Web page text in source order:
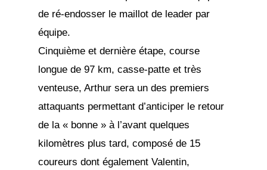
de ré-endosser le maillot de leader par
équipe.
Cinquième et dernière étape, course
longue de 97 km, casse-patte et très
venteuse, Arthur sera un des premiers
attaquants permettant d’anticiper le retour
de la « bonne » à l’avant quelques
kilomètres plus tard, composé de 15
coureurs dont également Valentin,